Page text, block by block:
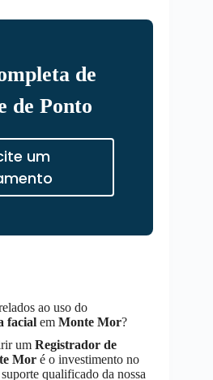
de
de Ponto
um
ao uso do
facial em Monte Mor?
um Registrador de
Mor é o investimento no
qualificado da nossa